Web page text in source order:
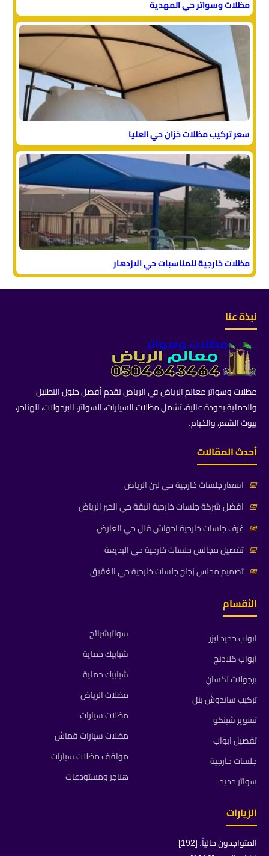
مظلات وسواتر حي المهدية
سعر تركيب مظلات خزان حي العليا
مظلات خارجية للمناسبات حي الازدهار
نبذة عنا
مظلات وسواتر معالم الرياض في الرياض تقدم أفضل حلول التظليل
والحماية بجودة عالية، تشمل مظلات السيارات، السواتر، البرجولات، الهناجر،
بيوت الشعر، والخيام.
أحدث المقالات
📅 اسعار جلسات خارجية حي لبن الرياض
📅 افضل شركة جلسات خارجية انيقة حي الخير الرياض
📅 غرف جلسات خارجية احواش فلل حي العارض
📅 تفصيل مجالس جلسات خارجية حي البديعة
📅 تصميم مجلس زجاج جلسات خارجية حي الغقيق
الأقسام
ابواب حديد ليزر
ابواب كلادنج
برجولات لكسان
تركيب ساندوش بنل
تسوير شينكو
تفصيل ابواب
جلسات خارجية
سواتر حديد
سواترشرائح
شبابيك حماية
شبابيك حماية
مظلات الرياض
مظلات سيارات
مظلات سيارات قماش
مواقف مظلات سيارات
هناجر ومستودعات
الزيارات
المتواجدون حالياً: [192]